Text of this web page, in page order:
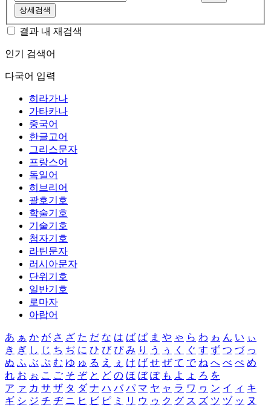
상세검색
결과 내 재검색
인기 검색어
다국어 입력
히라가나
가타카나
중국어
한글고어
그리스문자
프랑스어
독일어
히브리어
괄호기호
학술기호
기술기호
첨자기호
라틴문자
러시아문자
단위기호
일반기호
로마자
아랍어
あ ぁ か が さ ざ た だ な は ば ぱ ま や ゃ ら わ ゎ ん い ぃ
き ぎ し じ ち ぢ に ひ び ぴ み り う ぅ く ぐ す ず つ づ っ
ぬ ふ ぶ ぷ む ゆ ゅ る え ぇ け げ せ ぜ て で ね へ べ ぺ め
れ お ぉ こ ご そ ぞ と ど の ほ ぼ ぽ も よ ょ ろ を
ア ァ カ サ ザ タ ダ ナ ハ バ パ マ ヤ ャ ラ ワ ヮ ン イ ィ キ
ギ シ ジ チ ヂ ニ ヒ ビ ピ ミ リ ウ ゥ ク グ ス ズ ツ ヅ ッ ヌ